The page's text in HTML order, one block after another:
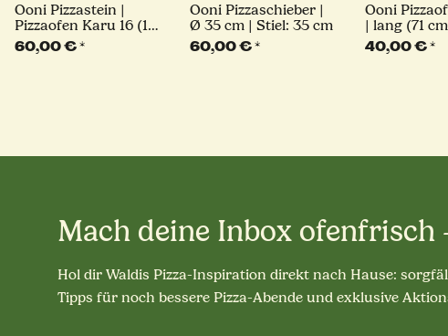
Ooni Pizzastein |
Pizzaofen Karu 16 (15
mm)
60,00 €*
Ooni Pizzaschieber |
Ø 35 cm | Stiel: 35 cm
60,00 €*
Ooni
| lang (71
40,00 €*
Mach deine Inbox
Hol dir Waldis Pizza-Inspiration direkt nach Hause:
Tipps für noch bessere Pizza-Abende und exklusive